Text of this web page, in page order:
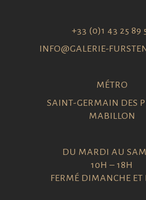
+33 (0)1 43 25 89
INFO@GALERIE-
MÉTRO
SAINT-GERMAIN DES
MABILLON
DU MARDI AU
10H – 18H
FERMÉ DIMANCHE